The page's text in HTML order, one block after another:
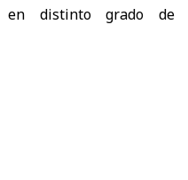
en distinto grado de